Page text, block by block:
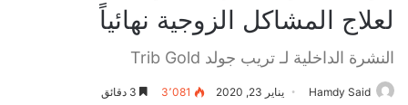
لعلاج المشاكل الزوجية نهائياً
النشرة الداخلية لـ تريب جولد Trib Gold
Hamdy Said يناير 23, 2020 3٬081